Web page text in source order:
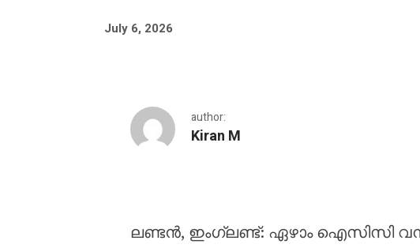
July 6, 2026
author:
Kiran M
സ്ഥിരത കിരീടങ്ങൾ
ലണ്ടൻ, ഇംഗ്ലണ്ട്: ഏഴാം ഐസിസി